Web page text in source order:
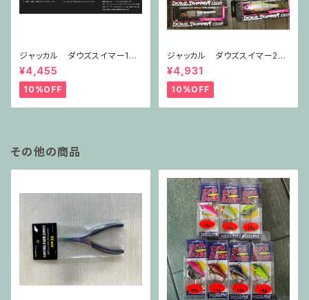
ジャッカル ダウズスイマー180
SF
¥4,455
10%OFF
ジャッカル ダウズスイマー220
SF
¥4,931
10%OFF
その他の商品